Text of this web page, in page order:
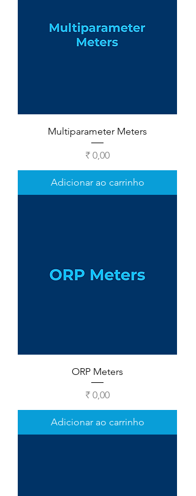
Multiparameter Meters
Preço
₹ 0,00
Adicionar ao carrinho
ORP Meters
Preço
₹ 0,00
Adicionar ao carrinho